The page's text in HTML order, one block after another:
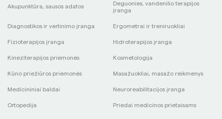
Akupunktūra, sausos adatos
Deguonies, vandenilio terapijos
įranga
Diagnostikos ir vertinimo įranga Ergometrai ir treniruokliai
Fizioterapijos įranga Hidroterapijos įranga
Kineziterapijos priemonės Kosmetologija
Kūno priežiūros priemonės Masažuokliai, masažo reikmenys
Medicininiai baldai Neuroreabilitacijos įranga
Ortopedija Priedai medicinos prietaisams